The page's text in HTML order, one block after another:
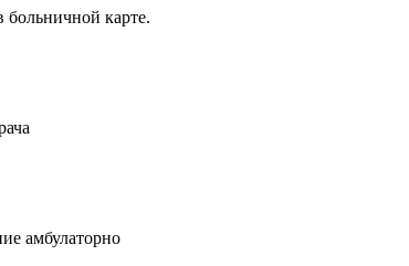
больничной карте.
амбулаторно